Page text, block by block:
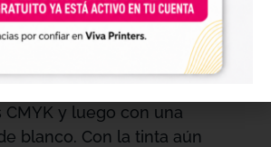
Técnica DTF
implica imprimir el diseño en
y luego con una
blanco. Con la tinta aún